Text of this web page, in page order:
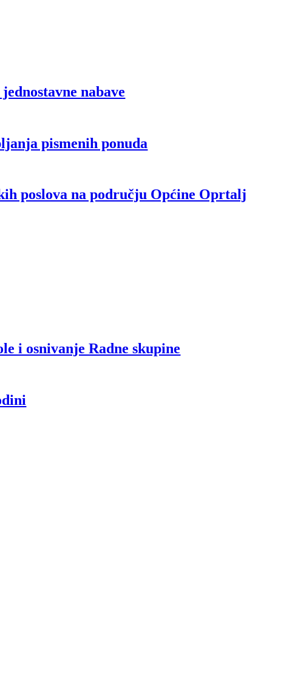
nabave
pismenih ponuda
poslova na području Općine Oprtalj
i osnivanje Radne skupine